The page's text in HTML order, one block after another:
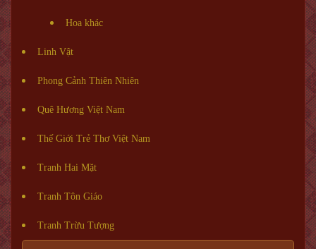
Hoa khác
Linh Vật
Phong Cảnh Thiên Nhiên
Quê Hương Việt Nam
Thế Giới Trẻ Thơ Việt Nam
Tranh Hai Mặt
Tranh Tôn Giáo
Tranh Trừu Tượng